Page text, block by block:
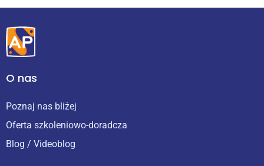
O nas
Poznaj nas bliżej
Oferta szkoleniowo-doradcza
Blog / Videoblog